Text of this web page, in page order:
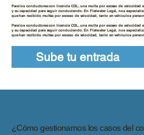
Para los conductores con licencia CDL, una multa por exceso de velocidad
y su capacidad para seguir conduciendo. En Flatwater Legal, nos
que han recibido multas por exceso de velocidad, tanto en vehículos
Para los conductores con licencia CDL, una multa por exceso de velocidad
y su capacidad para seguir conduciendo. En Flatwater Legal, nos
que han recibido multas por exceso de velocidad, tanto en vehículos
Sube tu entrada
¿Cómo gestionamos los casos del